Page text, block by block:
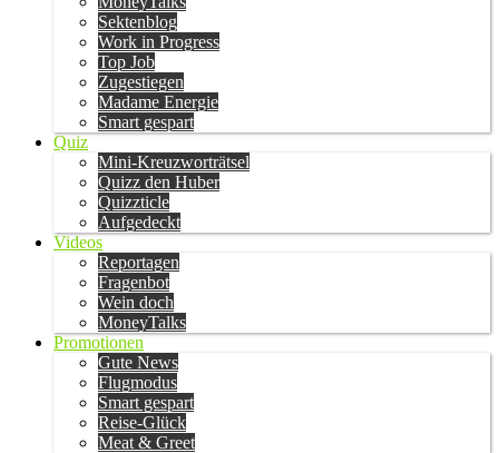
Sektenblog
Work in Progress
Top Job
Zugestiegen
Madame Energie
Smart gespart
Quiz
Mini-Kreuzworträtsel
Quizz den Huber
Quizzticle
Aufgedeckt
Videos
Reportagen
Fragenbot
Wein doch
MoneyTalks
Promotionen
Gute News
Flugmodus
Smart gespart
Reise-Glück
Meat & Greet